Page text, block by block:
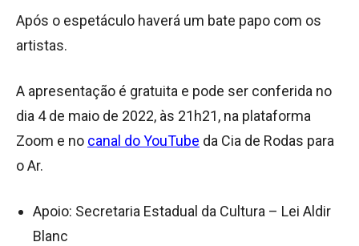
Após o espetáculo haverá um bate papo com os
artistas.
A apresentação é gratuita e pode ser conferida no
dia 4 de maio de 2022, às 21h21, na plataforma
Zoom e no canal do YouTube da Cia de Rodas para
o Ar.
Apoio: Secretaria Estadual da Cultura – Lei Aldir
Blanc